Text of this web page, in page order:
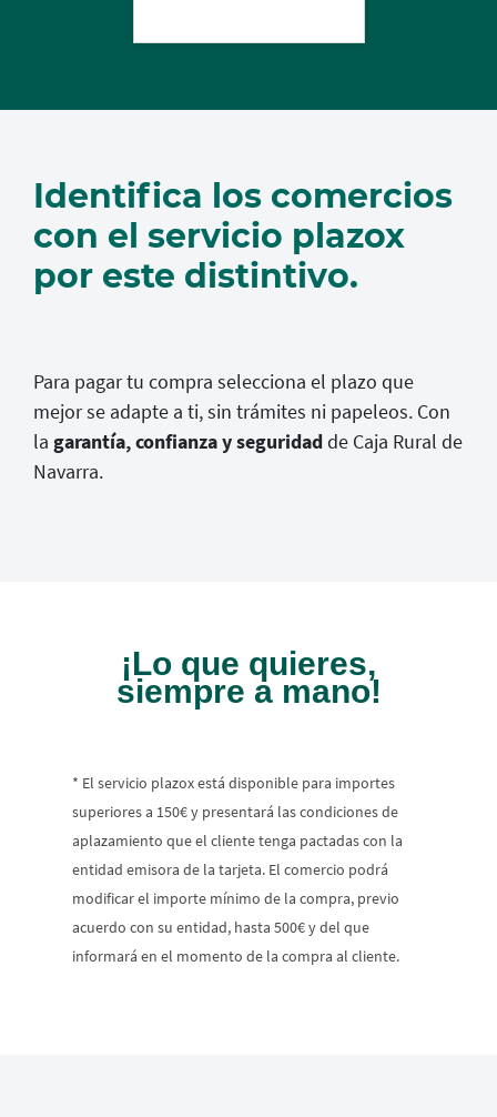
Identifica los comercios
con el servicio plazox
por este distintivo.
Para pagar tu compra selecciona el plazo que
mejor se adapte a ti, sin trámites ni papeleos. Con
la garantía, confianza y seguridadde Caja Rural de
Navarra.
¡Lo que quieres,
siempre a mano!
* El servicio plazox está disponible para importes
superiores a 150€ y presentará las condiciones de
aplazamiento que el cliente tenga pactadas con la
entidad emisora de la tarjeta. El comercio podrá
modificar el importe mínimo de la compra, previo
acuerdo con su entidad, hasta 500€ y del que
informará en el momento de la compra al cliente.